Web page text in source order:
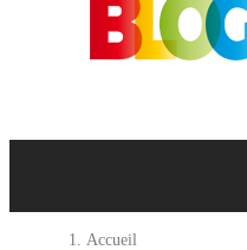
Accueil